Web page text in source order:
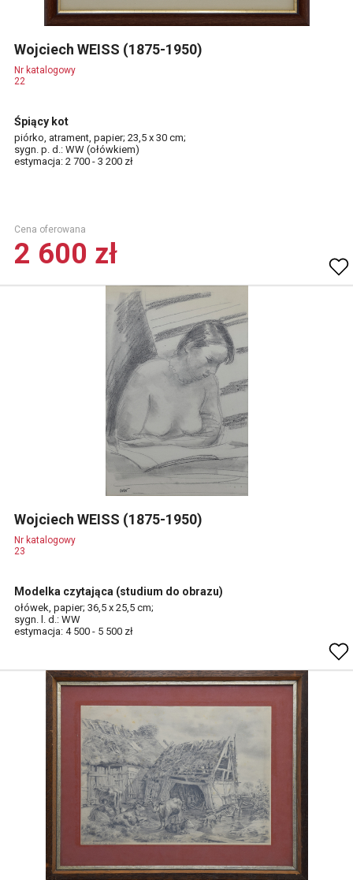
Wojciech WEISS (1875-1950)
Nr katalogowy
22
Śpiący kot
piórko, atrament, papier; 23,5 x 30 cm;
sygn. p. d.: WW (ołówkiem)
estymacja: 2 700 - 3 200 zł
Cena oferowana
2 600 zł
Wojciech WEISS (1875-1950)
Nr katalogowy
23
Modelka czytająca (studium do obrazu)
ołówek, papier; 36,5 x 25,5 cm;
sygn. l. d.: WW
estymacja: 4 500 - 5 500 zł